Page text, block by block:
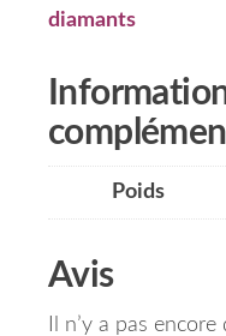
diamants
Poids
Avis
Il n’y a pas encore